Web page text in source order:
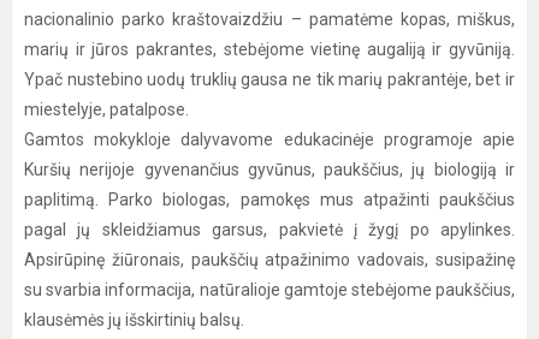
nacionalinio parko kraštovaizdžiu – pamatėme kopas, miškus,
marių ir jūros pakrantes, stebėjome vietinę augaliją ir gyvūniją.
Ypač nustebino uodų truklių gausa ne tik marių pakrantėje, bet ir
miestelyje, patalpose.
Gamtos mokykloje dalyvavome edukacinėje programoje apie
Kuršių nerijoje gyvenančius gyvūnus, paukščius, jų biologiją ir
paplitimą. Parko biologas, pamokęs mus atpažinti paukščius
pagal jų skleidžiamus garsus, pakvietė į žygį po apylinkes.
Apsirūpinę žiūronais, paukščių atpažinimo vadovais, susipažinę
su svarbia informacija, natūralioje gamtoje stebėjome paukščius,
klausėmės jų išskirtinių balsų.